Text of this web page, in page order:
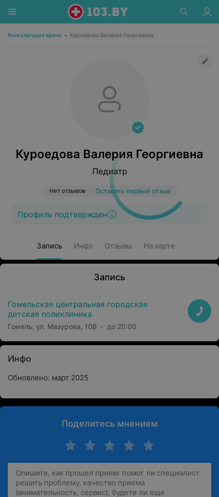
Консультация врача • Куроедова Валерия Георгиевна
Куроедова Валерия Георгиевна
Педиатр
Нет отзывов Оставить первый отзыв
Профиль подтвержден
Запись Инфо Отзывы На карте
Запись
Гомельская центральная городская
детская поликлиника
Гомель, ул. Мазурова, 10В до 20:00
Инфо
Обновлено: март 2025
Поделитесь мнением